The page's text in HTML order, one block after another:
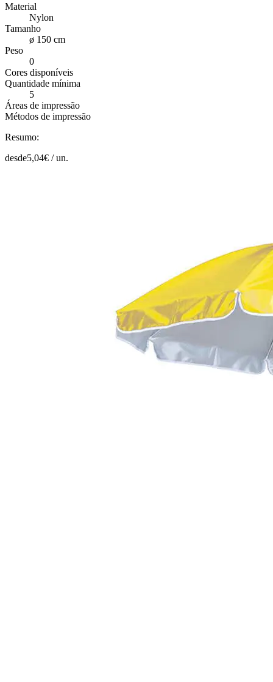
Material
Nylon
Tamanho
ø 150 cm
Peso
0
Cores disponíveis
Quantidade mínima
5
Áreas de impressão
Métodos de impressão
Resumo:
desde5,04€ /un.